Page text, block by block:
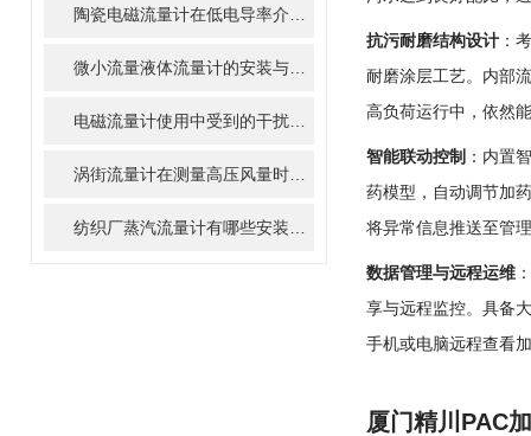
抗污耐磨结构设计 ：
耐磨涂层工艺。内部
高负荷运行中，依然
智能联动控制 ：内置
药模型，自动调节加
将异常信息推送至管
数据管理与远程运维
享与远程监控。具备
手机或电脑远程查看
厦门精川PAC